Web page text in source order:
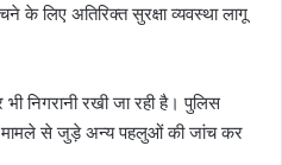
के लिए अतिरिक्त सुरक्षा व्यवस्था लागू
निगरानी रखी जा रही है। पुलिस
मामले से जुड़े अन्य पहलुओं की जांच कर